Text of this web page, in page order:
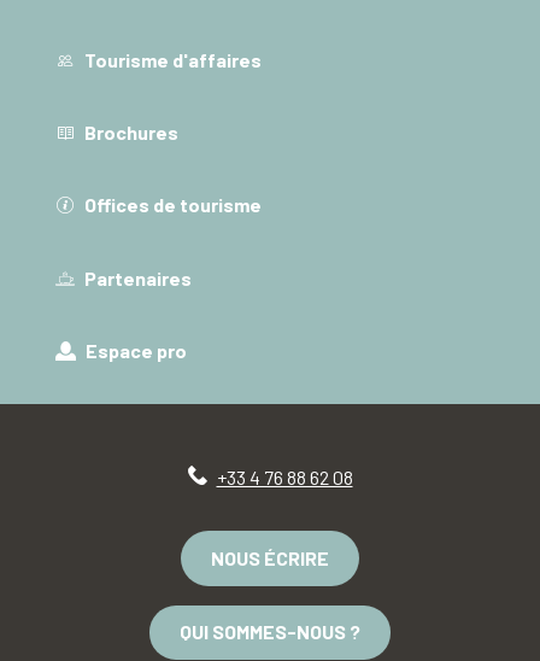
Tourisme d'affaires
Brochures
Offices de tourisme
Partenaires
Espace pro
+33 4 76 88 62 08
NOUS ÉCRIRE
QUI SOMMES-NOUS ?